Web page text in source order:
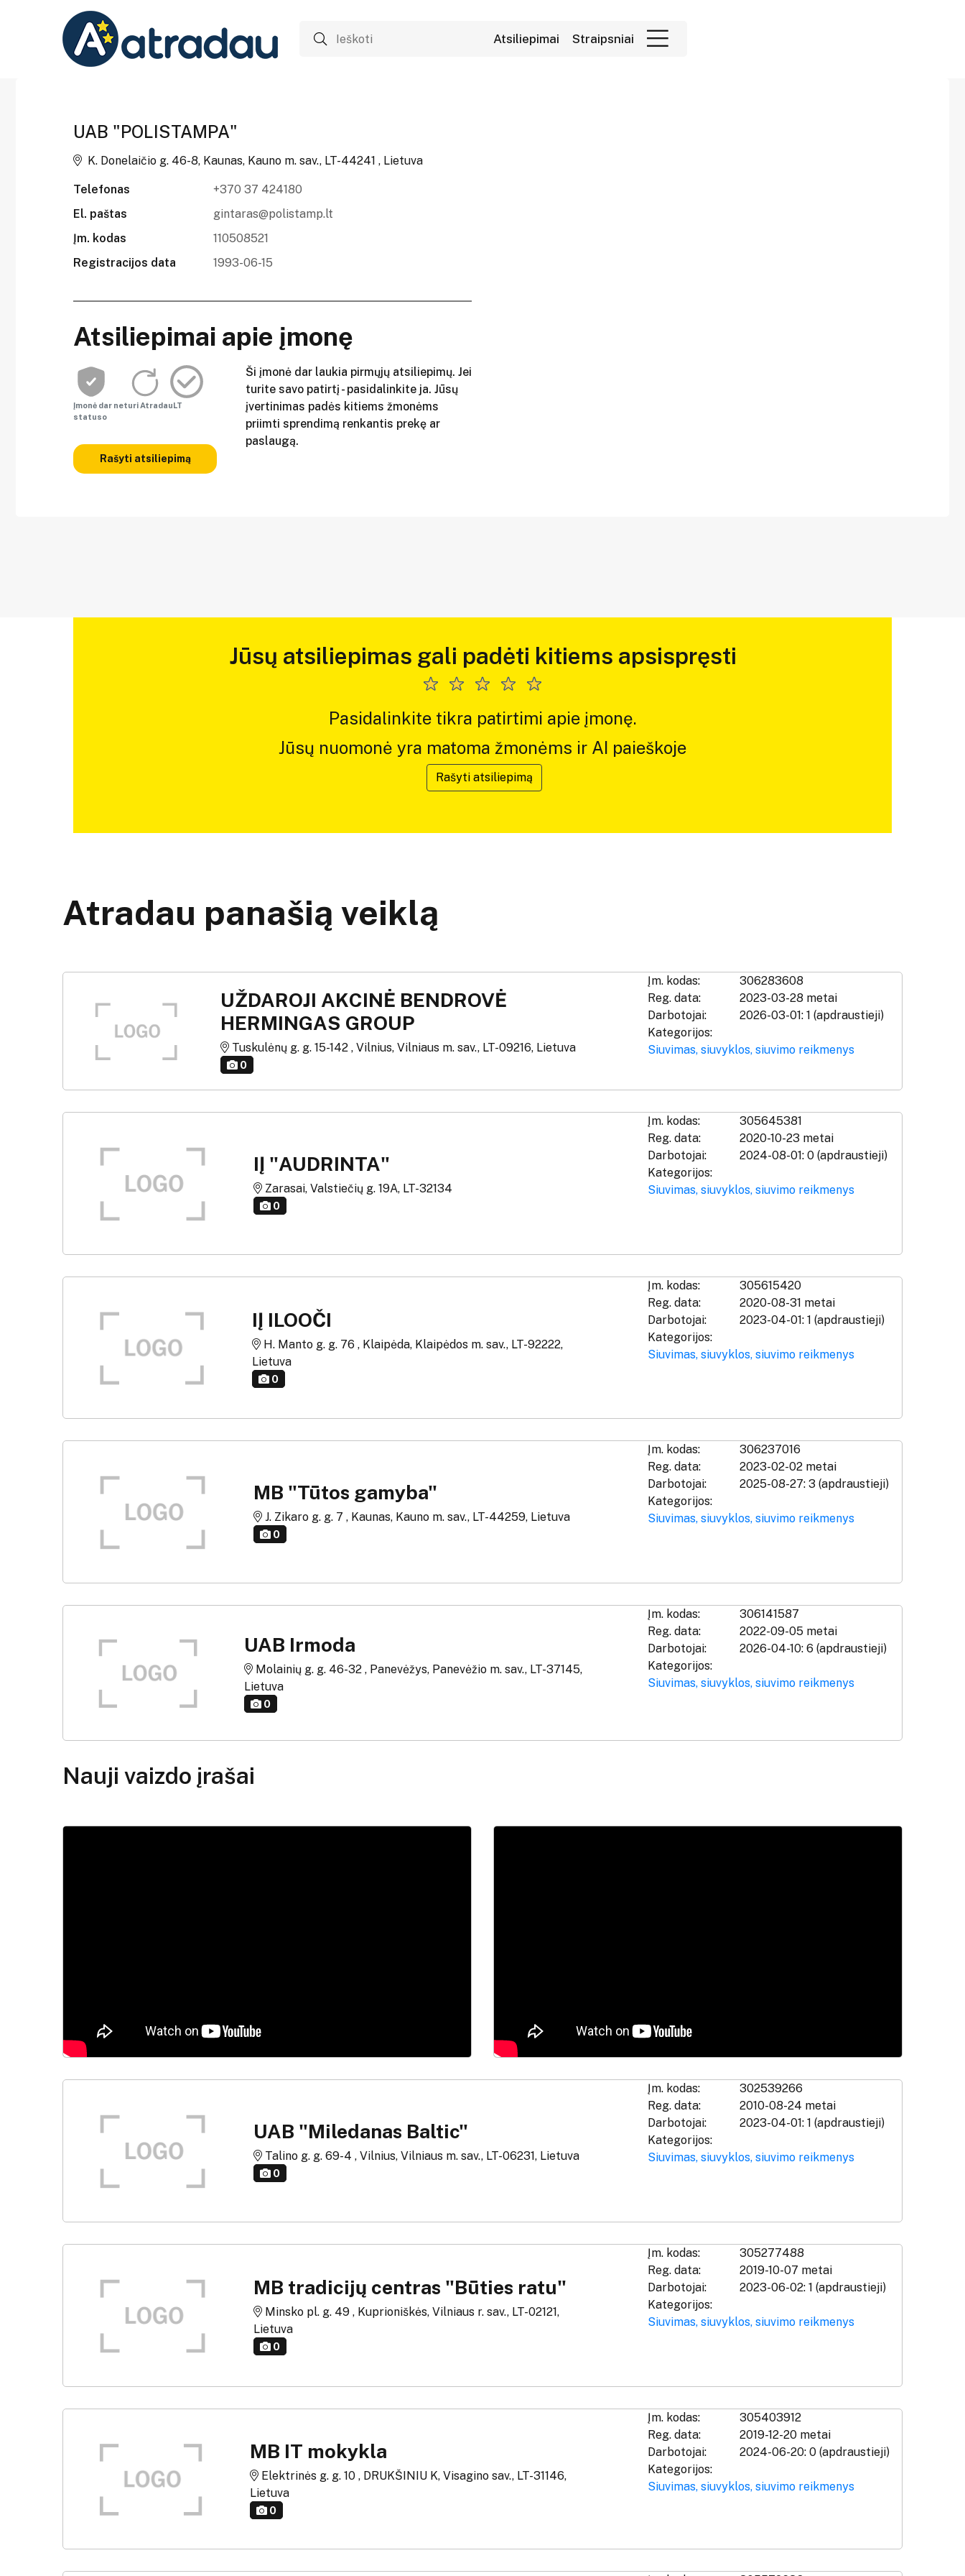
Atsiliepimai Straipsniai
UAB "POLISTAMPA"
K. Donelaičio g. 46-8, Kaunas, Kauno m. sav., LT-44241 , Lietuva
Telefonas
+370 37 424180
El. paštas
gintaras@polistamp.lt
Įm. kodas
110508521
Registracijos data
1993-06-15
Atsiliepimai apie įmonę
Įmonė dar neturi AtradauLT
statuso
Rašyti atsiliepimą
Ši įmonė dar laukia pirmųjų atsiliepimų. Jei
turite savo patirtį - pasidalinkite ja. Jūsų
įvertinimas padės kitiems žmonėms
priimti sprendimą renkantis prekę ar
paslaugą.
Jūsų atsiliepimas gali padėti kitiems apsispręsti
Pasidalinkite tikra patirtimi apie įmonę.
Jūsų nuomonė yra matoma žmonėms ir AI paieškoje
Rašyti atsiliepimą
Atradau panašią veiklą
UŽDAROJI AKCINĖ BENDROVĖ
HERMINGAS GROUP
Tuskulėnų g. g. 15-142 , Vilnius, Vilniaus m. sav., LT-09216, Lietuva
0
Įm. kodas:
306283608
Reg. data:
2023-03-28 metai
Darbotojai:
2026-03-01: 1 (apdraustieji)
Kategorijos:
Siuvimas, siuvyklos, siuvimo reikmenys
IĮ "AUDRINTA"
Zarasai, Valstiečių g. 19A, LT-32134
0
Įm. kodas:
305645381
Reg. data:
2020-10-23 metai
Darbotojai:
2024-08-01: 0 (apdraustieji)
Kategorijos:
Siuvimas, siuvyklos, siuvimo reikmenys
IĮ ILOOČI
H. Manto g. g. 76 , Klaipėda, Klaipėdos m. sav., LT-92222,
Lietuva
0
Įm. kodas:
305615420
Reg. data:
2020-08-31 metai
Darbotojai:
2023-04-01: 1 (apdraustieji)
Kategorijos:
Siuvimas, siuvyklos, siuvimo reikmenys
MB "Tūtos gamyba"
J. Zikaro g. g. 7 , Kaunas, Kauno m. sav., LT-44259, Lietuva
0
Įm. kodas:
306237016
Reg. data:
2023-02-02 metai
Darbotojai:
2025-08-27: 3 (apdraustieji)
Kategorijos:
Siuvimas, siuvyklos, siuvimo reikmenys
UAB Irmoda
Molainių g. g. 46-32 , Panevėžys, Panevėžio m. sav., LT-37145,
Lietuva
0
Įm. kodas:
306141587
Reg. data:
2022-09-05 metai
Darbotojai:
2026-04-10: 6 (apdraustieji)
Kategorijos:
Siuvimas, siuvyklos, siuvimo reikmenys
Nauji vaizdo įrašai
UAB "Miledanas Baltic"
Talino g. g. 69-4 , Vilnius, Vilniaus m. sav., LT-06231, Lietuva
0
Įm. kodas:
302539266
Reg. data:
2010-08-24 metai
Darbotojai:
2023-04-01: 1 (apdraustieji)
Kategorijos:
Siuvimas, siuvyklos, siuvimo reikmenys
MB tradicijų centras "Būties ratu"
Minsko pl. g. 49 , Kuprioniškės, Vilniaus r. sav., LT-02121,
Lietuva
0
Įm. kodas:
305277488
Reg. data:
2019-10-07 metai
Darbotojai:
2023-06-02: 1 (apdraustieji)
Kategorijos:
Siuvimas, siuvyklos, siuvimo reikmenys
MB IT mokykla
Elektrinės g. g. 10 , DRUKŠINIU K, Visagino sav., LT-31146,
Lietuva
0
Įm. kodas:
305403912
Reg. data:
2019-12-20 metai
Darbotojai:
2024-06-20: 0 (apdraustieji)
Kategorijos:
Siuvimas, siuvyklos, siuvimo reikmenys